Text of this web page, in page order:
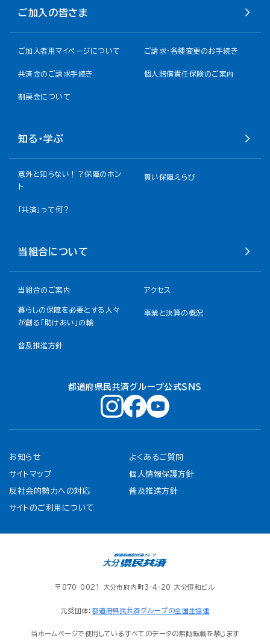
ご加入の皆さま
ご加入者用マイページについて ご請求・各種変更のお手続き
共済金のご請求手続き 個人賠償責任保険のご案内
割戻金について​
知る・学ぶ
意外と知らない！？保障のホン
ト
賢い保障えらび
「共済」って何？
当組合について
当組合のご案内 アクセス
暮らしの保障を必要とする人々
が創る「助けあい」の輪
事業と決算の概況
普及推進方針
都道府県民共済グループ公式ＳＮＳ
お知らせ よくあるご質問
サイトマップ 個人情報保護方針
反社会的勢力への対応 普及推進方針
サイトのご利用について
〒870-0021 大分市府内町3-4-20 大分恒和ビル
元受団体： 都道府県民共済グループの全国生協連
当ホームページで使用しているすべてのデータの無断転載を禁じます